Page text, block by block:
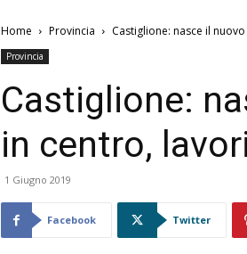
Home Provincia Castiglione: nasce il
Provincia
Castiglione:
in centro,
1 Giugno 2019
Facebook Twitter